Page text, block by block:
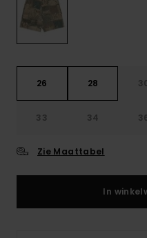
26 28
33 34
Zie Maattabel
In